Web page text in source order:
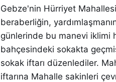
Gebze'nin Hürriyet
beraberliğin,
günlerinde bu manevi iklimi
bahçesindeki sokakta
sokak iftarı düzenlediler.
iftarına Mahalle sakinleri